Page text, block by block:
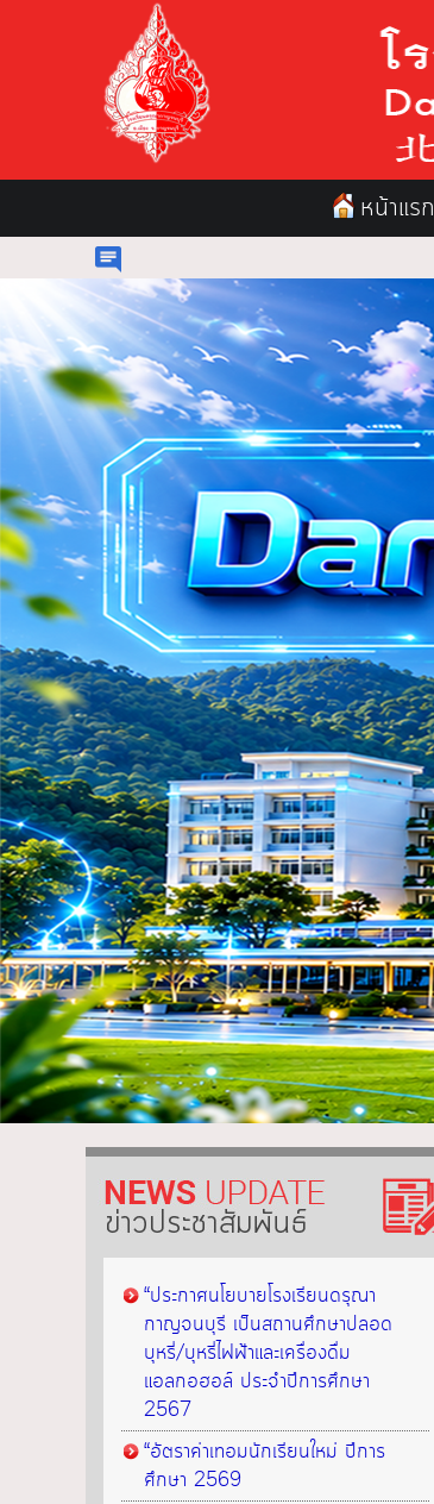
หน้าแรก
ข่าวประชาสัมพันธ์
“ประกาศนโยบายโรงเรียนดรุณา
กาญจนบุรี เป็นสถานศึกษาปลอด
บุหรี่/บุหรี่ไฟฟ้าและเครื่องดื่ม
แอลกอฮอล์ ประจำปีการศึกษา
2567
“อัตราค่าเทอมนักเรียนใหม่ ปีการ
ศึกษา 2569